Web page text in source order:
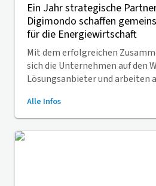
Ein Jahr strategische
Digimondo schaffen
für die Energiewirtschaft
Mit dem erfolgreichen
sich die Unternehmen auf den
Lösungsanbieter und arbeiten
Energiebranche.
Alle Infos